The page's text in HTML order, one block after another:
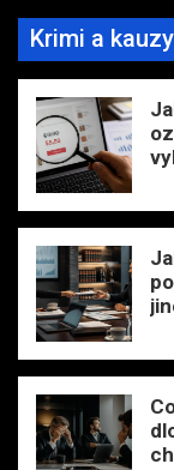
Krimi a kauzy